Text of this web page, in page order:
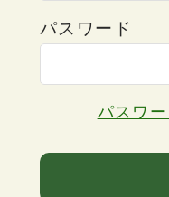
パスワード
パスワ